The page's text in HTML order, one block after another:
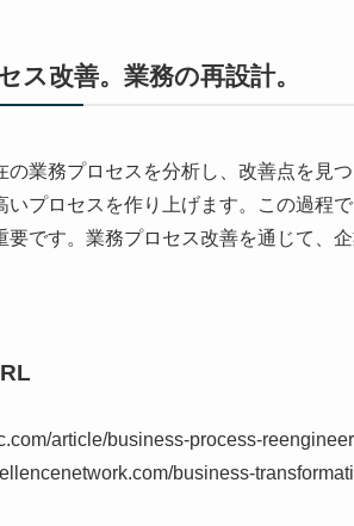
ス改善。業務の再設計。
業務プロセスを分析し、改善点を見
いプロセスを作り上げます。この過程
要です。業務プロセス改善を通じて、
article/business-process-
business-